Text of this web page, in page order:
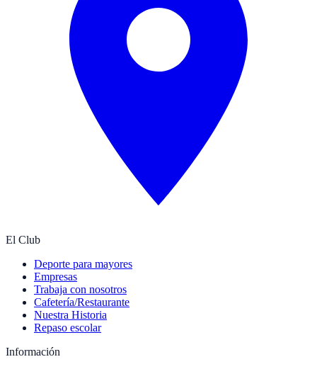
El Club
Deporte para mayores
Empresas
Trabaja con nosotros
Cafetería/Restaurante
Nuestra Historia
Repaso escolar
Información